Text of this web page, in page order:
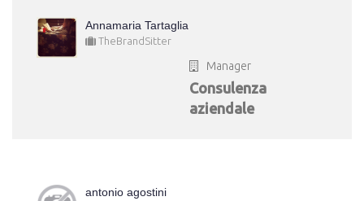
Annamaria Tartaglia
TheBrandSitter
Manager
Consulenza
aziendale
antonio agostini